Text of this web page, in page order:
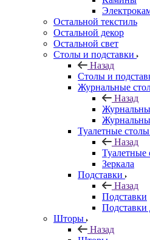
Остальной текстиль
Остальной декор
Остальной свет
Столы и подставки
Назад
Столы и
Журнальные
Назад
Туалетные
Назад
Зеркала
Подставки
Назад
Подставки
Подставки
Шторы
Назад